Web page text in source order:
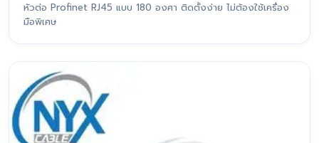
หัวต่อ Profinet RJ45 แบบ 180 องศา ติดตั้งง่าย ไม่ต้องใช้เครื่อง
มือพิเศษ